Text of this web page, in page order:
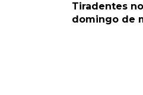
Tiradentes no
domingo de